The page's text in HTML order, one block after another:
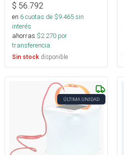
$ 56.792
en 6cuotas de $9.465sin
interés
ahorras $2.270 por
transferencia.
Sin stock disponible
ÚLTIMA UNIDAD